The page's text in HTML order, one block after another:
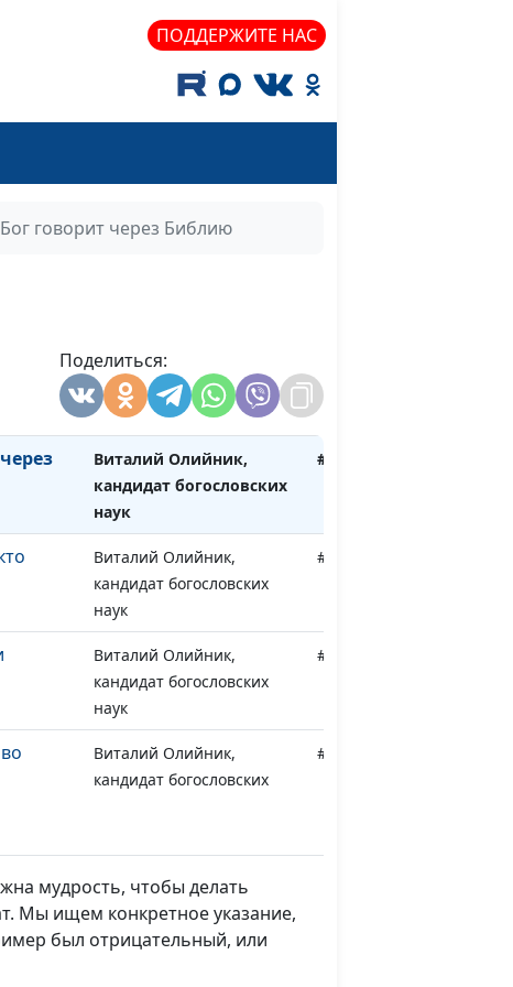
ПОДДЕРЖИТЕ НАС
Бог говорит через Библию
Поделиться:
Виталий Олийник,
кандидат богословских
наук
кандидат богословских
Виталий Олийник,
кандидат богословских
наук
Виталий Олийник,
кандидат богословских
наук
#28
Виталий Олийник,
кандидат богословских
наук
#27
Виталий Олийник,
кандидат богословских
наук
#26
Виталий Олийник,
кандидат богословских
#25
Виталий Олийник,
кандидат богословских
#24
Виталий Олийник,
мудрость, чтобы делать
Мы ищем конкретное указание,
был отрицательный, или